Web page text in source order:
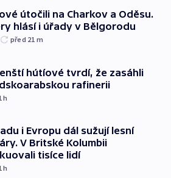
útočili na Charkov a Oděsu.
hlásí i úřady v Bělgorodu
před 21 m
hútíové tvrdí, že zasáhli
rafinerii
h
i Evropu dál sužují lesní
V Britské Kolumbii
tisíce lidí
h